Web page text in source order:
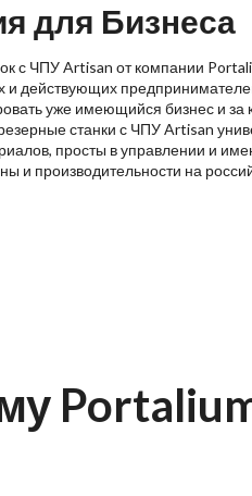
для Бизнеса
с ЧПУ Artisan от компании
действующих
уже имеющийся бизнес и за
станки с ЧПУ Artisan
просты в управлении и
и производительности на